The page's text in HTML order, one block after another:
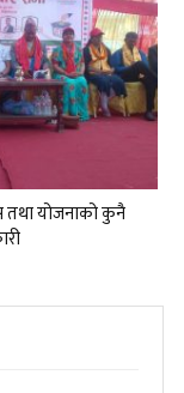
योजनाको कुनै